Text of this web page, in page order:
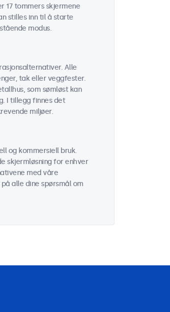
17 tommers skjermene
stilles inn til å starte
modus.
Alle
tak eller veggfester.
som sømløst kan
I tillegg finnes det
miljøer.
og kommersiell bruk.
skjermløsning for enhver
med våre
alle dine spørsmål om